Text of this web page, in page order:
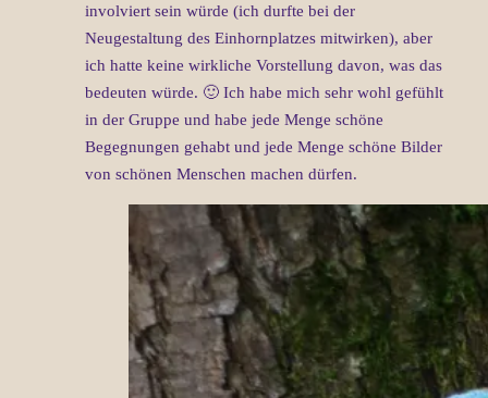
involviert sein würde (ich durfte bei der
Neugestaltung des Einhornplatzes mitwirken), aber
ich hatte keine wirkliche Vorstellung davon, was das
bedeuten würde. 🙂 Ich habe mich sehr wohl gefühlt
in der Gruppe und habe jede Menge schöne
Begegnungen gehabt und jede Menge schöne Bilder
von schönen Menschen machen dürfen.